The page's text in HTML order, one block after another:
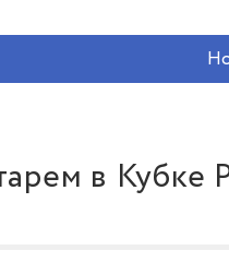
в Кубке